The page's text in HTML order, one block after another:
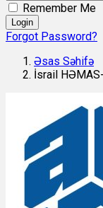
Remember Me
Login
Forgot Password?
Əsas Səhifə
İsrail